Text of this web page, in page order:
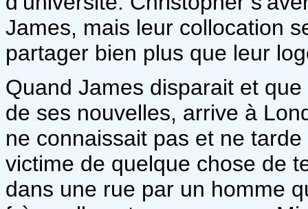
James, mais leur collocation
partager bien plus que leur
Quand James disparait et
de ses nouvelles, arrive à
ne connaissait pas et ne
victime de quelque chose de
dans une rue par un homme